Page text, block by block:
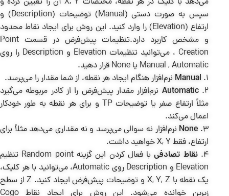
سپس به صورت دستی (Manual) توضیحات (Description) و
ارتفاع (Elevation) را وارد کنید. این روش برای ایجاد نقاط محدود
و مشخص کاربرد دارد.تنظیمات پیش‌فرض در قسمت Point
Creation ، می‌توانید تنظیمات Elevation و Description را روی
Manual , Automatic یا None قرار دهید.
1.
Manual نرم‌افزار هنگام ایجاد هر نقطه، از شما مقدار را می‌پرسد.
2.
Automatic نرم‌افزار مقدار پیش‌فرض را از کادر مربوطه می‌گیرد
مثلاً ارتفاع صفر یا توضیحات TP و برای هر نقطه به طور خودکار
اعمال می‌کند.
3.
None نرم‌افزار نه سوالی می‌پرسد و نه مقداری می‌دهد مثلاً برای
ارتفاع، فقط X, Y خواهید داشت.
4. نقاط تصادفی
با فعال کردن این گزینه Random point تنظیم
Elevation و Description روی Automatic، می‌توانید با هر کلیک،
یک نقطه با X, Y, Z و توضیحات پیش‌فرض ایجاد کنید. Z از سطح